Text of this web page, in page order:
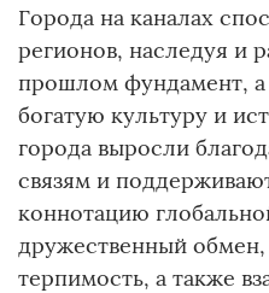
Города на каналах
регионов, наследуя и
прошлом фундамент, а
богатую культуру и
города выросли
связям и
коннотацию
дружественный обмен,
терпимость, а также